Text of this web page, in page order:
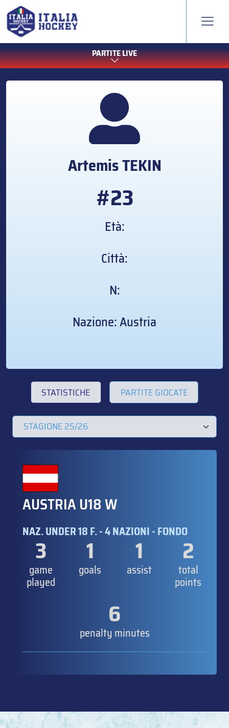
PARTITE LIVE
ArtemisTEKIN
#23
Età:
Città:
N:
Nazione: Austria
STATISTICHE PARTITE GIOCATE
AUSTRIA U18 W
NAZ. UNDER 18 F. - 4 NAZIONI - FONDO
3
game
played
1
goals
1
assist
2
total
points
6
penalty minutes